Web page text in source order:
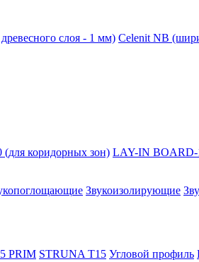
слоя - 1 мм) Celenit NB
(для коридорных зон) LAY-IN BOARD-
Звукоизолирующие
PRIM STRUNA Т15 Угловой профиль